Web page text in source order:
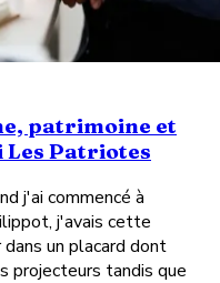
patrimoine et
Patriotes
j'ai commencé à
j'avais cette
un placard dont
projecteurs tandis que